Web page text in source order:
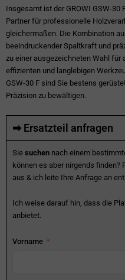
Insgesamt ist der GROWI GSW-30
Partner für professionelle
gleichermaßen. Die Kombination
beeindruckender Spaltkraft und
zu einer ausgezeichneten Wahl für
effizienten und langlebigen
GSW-30 F sind Sie bestens
Präzision zu bewältigen.
➡ Ersatzteil anfragen
Sie suchen nach einem
können es aber nirgends finden?
aus & ich leite Ihre Anfrage an
Ich weise darauf hin, dass die
anbietet.
Vorname